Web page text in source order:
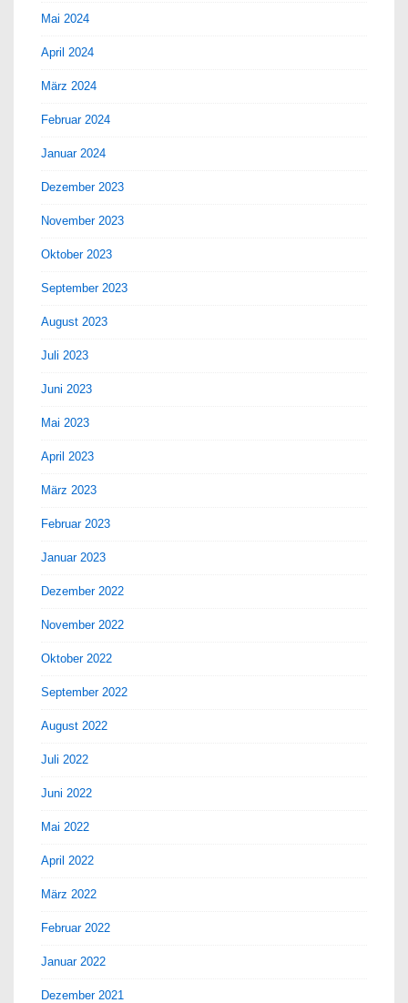
Mai 2024
April 2024
März 2024
Februar 2024
Januar 2024
Dezember 2023
November 2023
Oktober 2023
September 2023
August 2023
Juli 2023
Juni 2023
Mai 2023
April 2023
März 2023
Februar 2023
Januar 2023
Dezember 2022
November 2022
Oktober 2022
September 2022
August 2022
Juli 2022
Juni 2022
Mai 2022
April 2022
März 2022
Februar 2022
Januar 2022
Dezember 2021